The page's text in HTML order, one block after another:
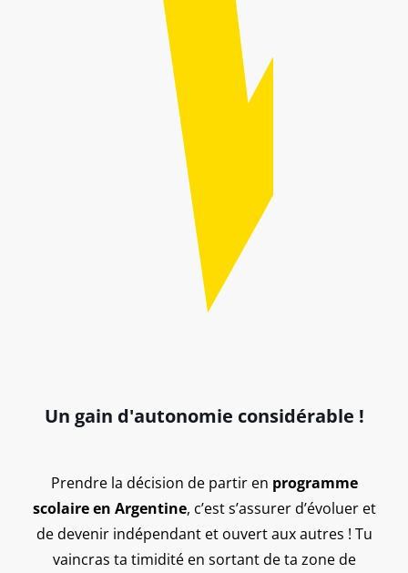
Un gain d'autonomie considérable !
Prendre la décision de partir en programme
scolaire en Argentine, c’est s’assurer d’évoluer et
de devenir indépendant et ouvert aux autres ! Tu
vaincras ta timidité en sortant de ta zone de